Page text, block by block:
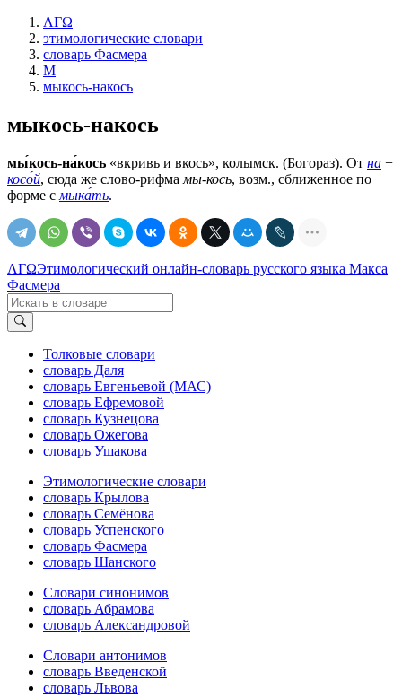
ΛΓΩ
этимологические словари
словарь Фасмера
М
мыкось-накось
мыкось-накось
мы́кось-на́кось «вкривь и вкось», колымск. (Богораз). От на +
косо́й, сюда же слово-рифма мы-кось, возм., сближенное по
форме с мыка́ть.
ΛΓΩЭтимологический онлайн-словарь русского языка Макса
Фасмера
Толковые словари
словарь Даля
словарь Евгеньевой (МАС)
словарь Ефремовой
словарь Кузнецова
словарь Ожегова
словарь Ушакова
Этимологические словари
словарь Крылова
словарь Семёнова
словарь Успенского
словарь Фасмера
словарь Шанского
Словари синонимов
словарь Абрамова
словарь Александровой
Словари антонимов
словарь Введенской
словарь Львова